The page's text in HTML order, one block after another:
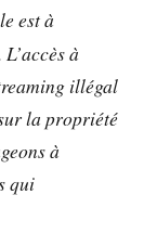
est à
à
illégal
la propriété
à
qui